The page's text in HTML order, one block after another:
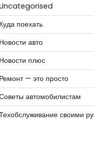
Куда поехать
Новости авто
Новости плюс
Ремонт — это просто
автомобилистам
своими